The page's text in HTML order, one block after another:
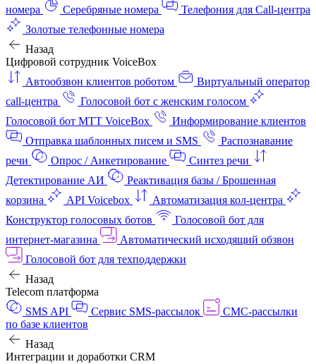
номера
Серебряные номера
Телефония для Call-центра
Золотые телефонные номера
Назад
Цифровой сотрудник VoiceBox
Автообзвон клиентов роботом
Виртуальный оператор
call-центра
Голосовой бот с женским голосом
Голосовой бот МТТ VoiceBox
Информирование клиентов
Отправка шаблонных писем и SMS
Распознавание
речи
Опрос / Анкетирование
Синтез речи
Детектирование АИ
Реактивация базы / Брошенная
корзина
API Voicebox
Автоматизация кол‑центра
Конструктор голосовых ботов
Голосовой бот для
интернет‑магазина
Автоматический исходящий обзвон
Голосовой бот для техподдержки
Назад
Telecom платформа
SMS API
Сервис SMS-рассылок
СМС-рассылки
по базе клиентов
Назад
Интеграции и доработки CRM